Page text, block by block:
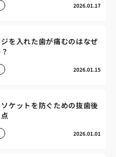
2026.01.17
を入れた歯が痛むのはなぜ
2026.01.15
ソケットを防ぐための抜歯後
2026.01.01